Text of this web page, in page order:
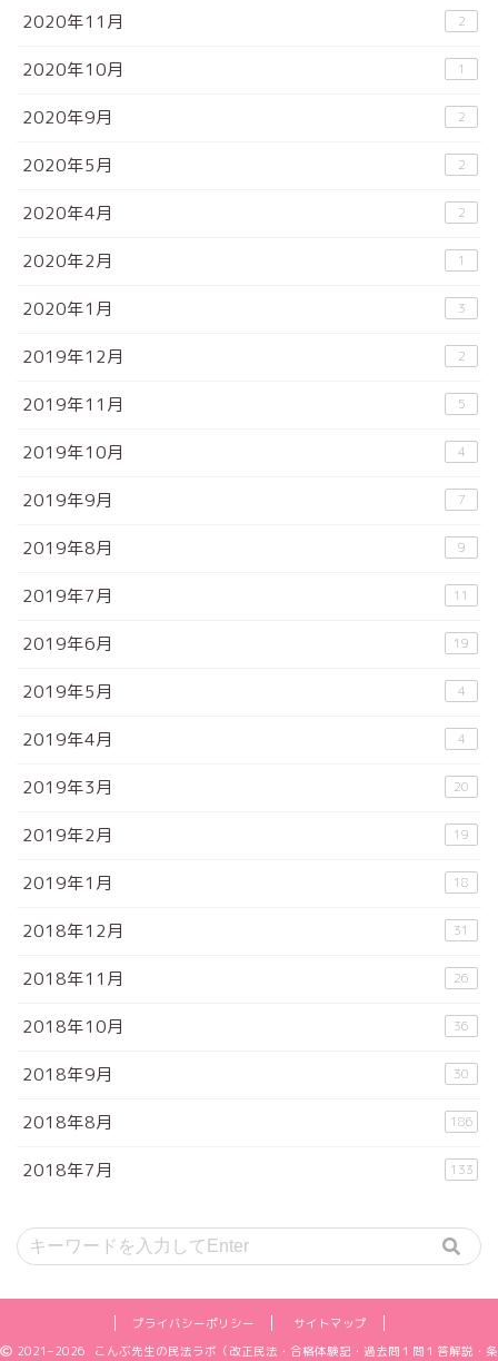
2020年11月 2
2020年10月 1
2020年9月 2
2020年5月 2
2020年4月 2
2020年2月 1
2020年1月 3
2019年12月 2
2019年11月 5
2019年10月 4
2019年9月 7
2019年8月 9
2019年7月 11
2019年6月 19
2019年5月 4
2019年4月 4
2019年3月 20
2019年2月 19
2019年1月 18
2018年12月 31
2018年11月 26
2018年10月 36
2018年9月 30
2018年8月 186
2018年7月 133
プライバシーポリシー
サイトマップ
2021–2026 こんぶ先生の民法ラボ（改正民法・合格体験記・過去問１問１答解説・条